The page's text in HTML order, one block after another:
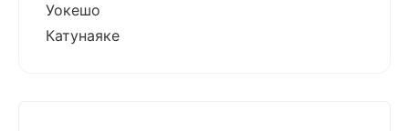
Уокешо
Катунаяке